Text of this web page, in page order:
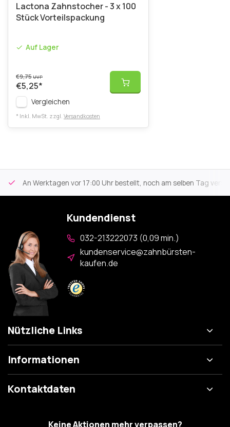
Lactona Zahnstocher - 3 x 100
Stück Vorteilspackung
Auf Lager
€9,75UVP
€5,25*
Vergleichen
* Inkl. MwSt. zzgl. Versandkosten
An Werktagen vor 17:00 Uhr bestellt, noch am selben Tag
Kundendienst
032-213222073 (0,09 min.)
kundenservice@zahnbürsten-
kaufen.de
Nützliche Links
Informationen
Kontaktdaten
Keine Aktionen mehr verpassen?